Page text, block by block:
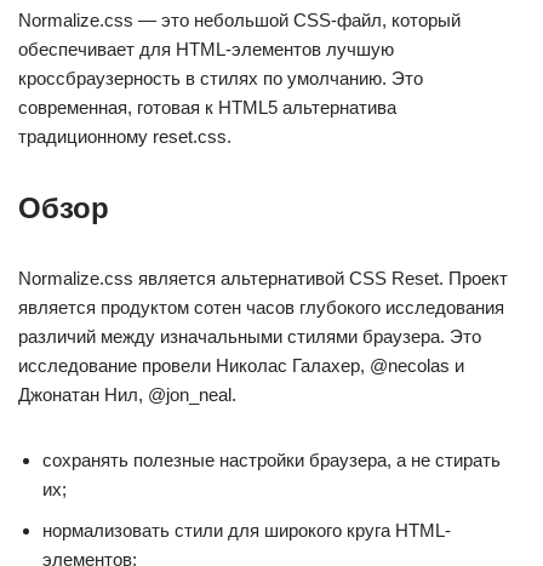
Normalize.css — это небольшой CSS-файл, который
обеспечивает для HTML-элементов лучшую
кроссбраузерность в стилях по умолчанию. Это
современная, готовая к HTML5 альтернатива
традиционному reset.css.
Обзор
Normalize.css является альтернативой CSS Reset. Проект
является продуктом сотен часов глубокого исследования
различий между изначальными стилями браузера. Это
исследование провели Николас Галахер, @necolas и
Джонатан Нил, @jon_neal.
сохранять полезные настройки браузера, а не стирать
их;
нормализовать стили для широкого круга HTML-
элементов;